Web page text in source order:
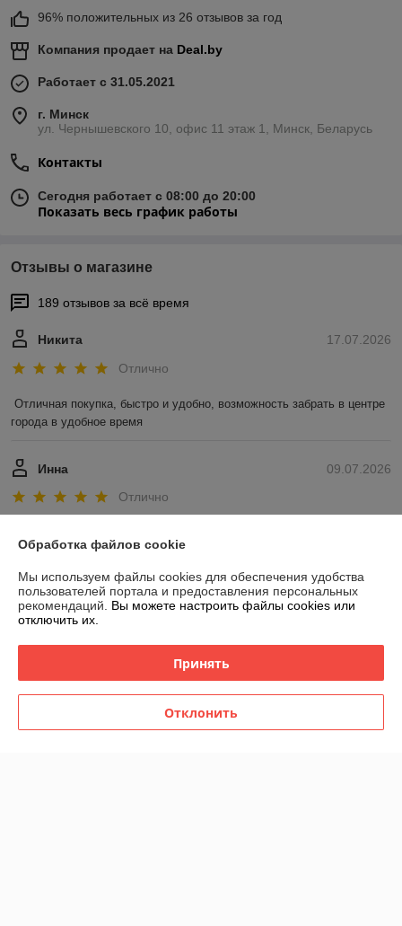
96% положительных из 26 отзывов за год
Компания продает на Deal.by
Работает с 31.05.2021
г. Минск
ул. Чернышевского 10, офис 11 этаж 1, Минск, Беларусь
Контакты
Сегодня работает с 08:00 до 20:00
Показать весь график работы
Отзывы о магазине
189 отзывов за всё время
17.07.2026
Никита
Отлично
Отличная покупка, быстро и удобно, возможность забрать в центре
города в удобное время
09.07.2026
Инна
Отлично
О нас
Доставка и оплата
Обработка файлов cookie
Мы используем файлы cookies для обеспечения удобства
пользователей портала и предоставления персональных
рекомендаций. Вы можете настроить файлы cookies или
отключить их.
Принять
Отклонить